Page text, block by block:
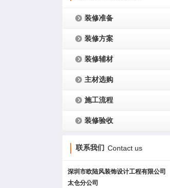
装修准备
装修方案
装修辅材
主材选购
施工流程
装修验收
联系我们 Contact us
深圳市欧陆风装饰设计工程有限公司
太仓分公司